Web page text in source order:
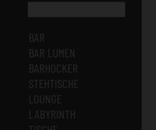
BAR
BAR LUMEN
BARHOCKER
STEHTISCHE
LOUNGE
LABYRINTH